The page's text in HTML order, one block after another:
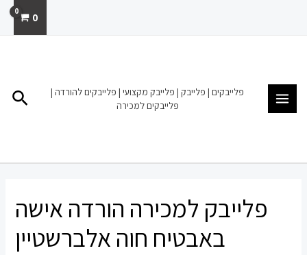
0
פלייבקים | פלייבק | פלייבק מקצועי | פלייבקים להורדה |
פלייבקים למכירה
פלייבק למכירה הורדה אישה
באבטיח חוה אלברשטיין